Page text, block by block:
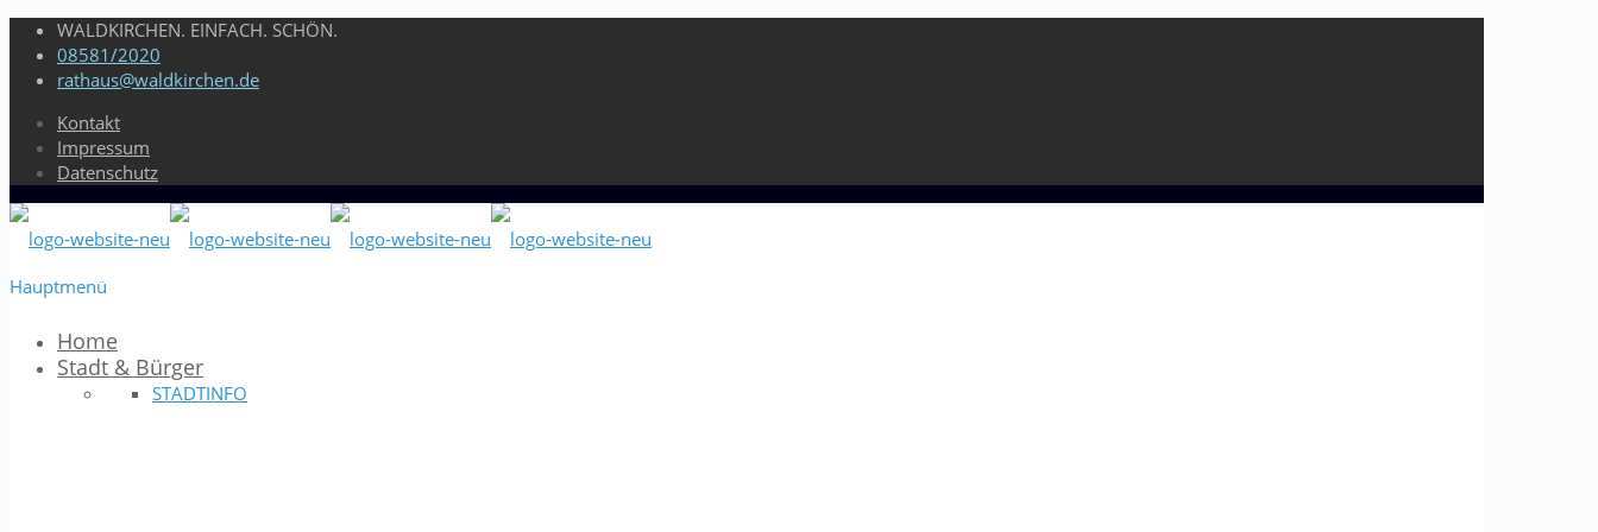
WALDKIRCHEN. EINFACH. SCHÖN.
08581/2020
rathaus@waldkirchen.de
Kontakt
Impressum
Datenschutz
Hauptmenü
Home
Stadt & Bürger
STADTINFO